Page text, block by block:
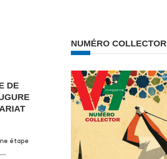
DE
étape
…
NUMÉRO COLLECTOR